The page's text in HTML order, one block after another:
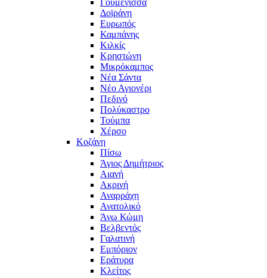
Δοϊράνη
Ευρωπός
Καμπάνης
Κιλκίς
Κρηστώνη
Μικρόκαμπος
Νέα Σάντα
Νέο Αγιονέρι
Πεδινό
Πολύκαστρο
Τούμπα
Χέρσο
Κοζάνη
Πίσω
Άγιος Δημήτριος
Αιανή
Ακρινή
Αναρράχη
Ανατολικό
Άνω Κώμη
Βελβεντός
Γαλατινή
Εμπόριον
Εράτυρα
Κλείτος